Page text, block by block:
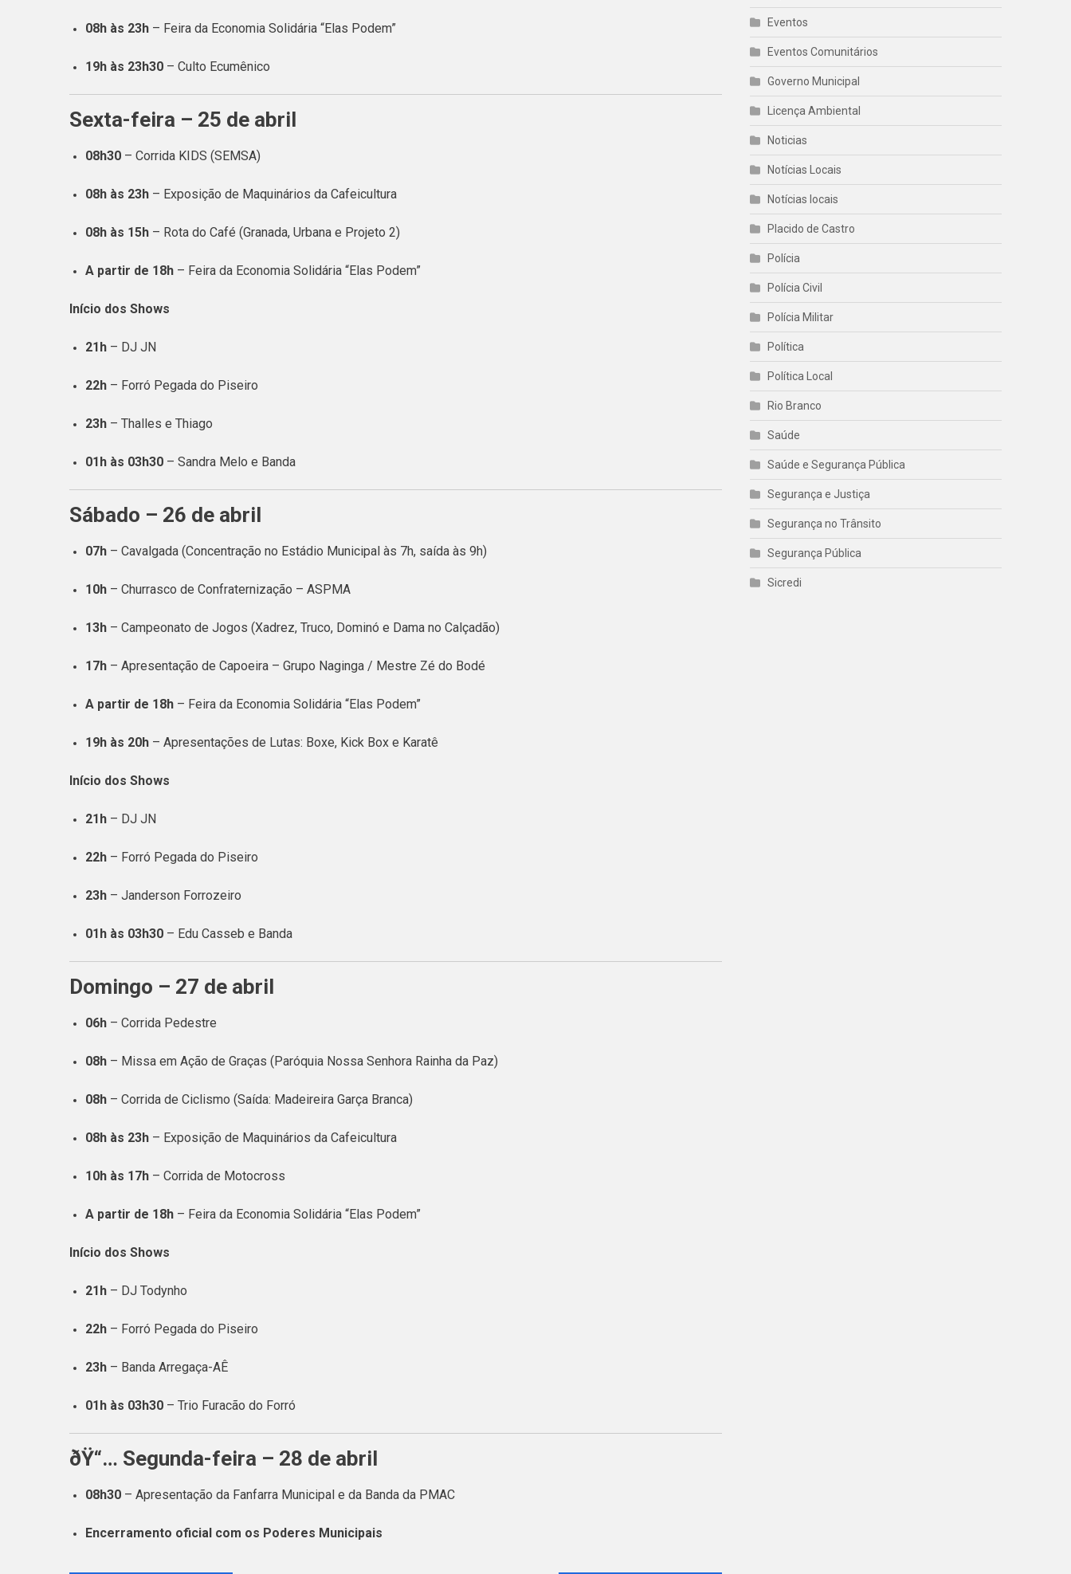
08h às 23h – Feira da Economia Solidária “Elas Podem”
19h às 23h30 – Culto Ecumênico
Sexta-feira – 25 de abril
08h30 – Corrida KIDS (SEMSA)
08h às 23h – Exposição de Maquinários da Cafeicultura
08h às 15h – Rota do Café (Granada, Urbana e Projeto 2)
A partir de 18h – Feira da Economia Solidária “Elas Podem”
Início dos Shows
21h – DJ JN
22h – Forró Pegada do Piseiro
23h – Thalles e Thiago
01h às 03h30 – Sandra Melo e Banda
Sábado – 26 de abril
07h – Cavalgada (Concentração no Estádio Municipal às 7h, saída às 9h)
10h – Churrasco de Confraternização – ASPMA
13h – Campeonato de Jogos (Xadrez, Truco, Dominó e Dama no Calçadão)
17h – Apresentação de Capoeira – Grupo Naginga / Mestre Zé do Bodé
A partir de 18h – Feira da Economia Solidária “Elas Podem”
19h às 20h – Apresentações de Lutas: Boxe, Kick Box e Karatê
Início dos Shows
21h – DJ JN
22h – Forró Pegada do Piseiro
23h – Janderson Forrozeiro
01h às 03h30 – Edu Casseb e Banda
Domingo – 27 de abril
06h – Corrida Pedestre
08h – Missa em Ação de Graças (Paróquia Nossa Senhora Rainha da Paz)
08h – Corrida de Ciclismo (Saída: Madeireira Garça Branca)
08h às 23h – Exposição de Maquinários da Cafeicultura
10h às 17h – Corrida de Motocross
A partir de 18h – Feira da Economia Solidária “Elas Podem”
Início dos Shows
21h – DJ Todynho
22h – Forró Pegada do Piseiro
23h – Banda Arregaça-AÊ
01h às 03h30 – Trio Furacão do Forró
ðŸ“… Segunda-feira – 28 de abril
08h30 – Apresentação da Fanfarra Municipal e da Banda da PMAC
Encerramento oficial com os Poderes Municipais
Eventos
Eventos Comunitários
Governo Municipal
Licença Ambiental
Noticias
Notícias Locais
Notícias locais
Placido de Castro
Polícia
Polícia Civil
Polícia Militar
Política
Política Local
Rio Branco
Saúde
Saúde e Segurança Pública
Segurança e Justiça
Segurança no Trânsito
Segurança Pública
Sicredi